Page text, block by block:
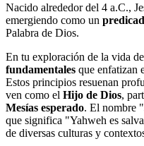
Nacido alrededor del 4 a.C.,
emergiendo como un
Palabra de Dios.
En tu exploración de la vida
fundamentales que enfatizan
Estos principios resuenan
ven como el Hijo de Dios,
Mesías esperado. El nombre
que significa "Yahweh es
de diversas culturas y